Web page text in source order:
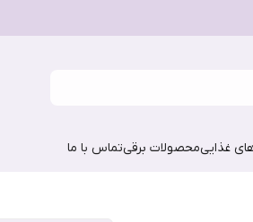
غذاییمحصولات برقیتماس با ما